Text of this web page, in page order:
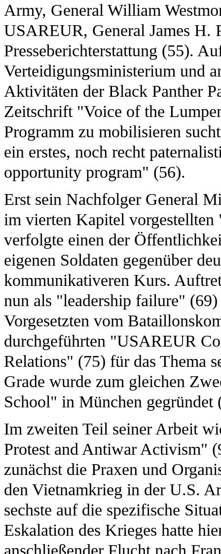
Army, General William
USAREUR, General James H.
Presseberichterstattung (55).
Verteidigungsministerium und
Aktivitäten der Black Panther
Zeitschrift "Voice of the
Programm zu mobilisieren
ein erstes, noch recht
opportunity program" (56).
Erst sein Nachfolger General
im vierten Kapitel
verfolgte einen der
eigenen Soldaten gegenüber
kommunikativeren Kurs.
nun als "leadership failure"
Vorgesetzten vom
durchgeführten "USAREUR
Relations" (75) für das Thema
Grade wurde zum gleichen
School" in München gegründet
Im zweiten Teil seiner Arbeit
Protest and Antiwar Activism"
zunächst die Praxen und
den Vietnamkrieg in der U.S.
sechste auf die spezifische
Eskalation des Krieges hatte
anschließender Flucht nach